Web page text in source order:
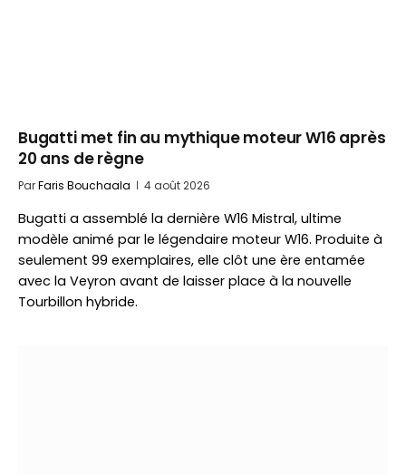
Bugatti met fin au mythique moteur W16 après
20 ans de règne
ParFaris Bouchaala 4 août 2026
Bugatti a assemblé la dernière W16 Mistral, ultime
modèle animé par le légendaire moteur W16. Produite à
seulement 99 exemplaires, elle clôt une ère entamée
avec la Veyron avant de laisser place à la nouvelle
Tourbillon hybride.